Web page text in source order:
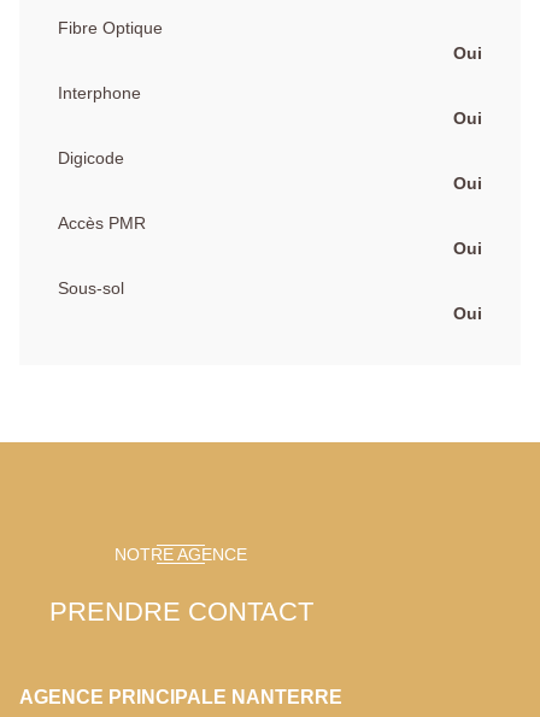
Fibre Optique
Oui
Interphone
Oui
Digicode
Oui
Accès PMR
Oui
Sous-sol
Oui
NOTRE AGENCE
PRENDRE CONTACT
AGENCE PRINCIPALE NANTERRE